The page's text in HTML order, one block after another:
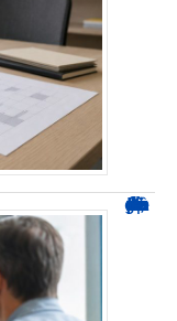
Durée d’arrêt après un stent : des repères, pas une règle fixe